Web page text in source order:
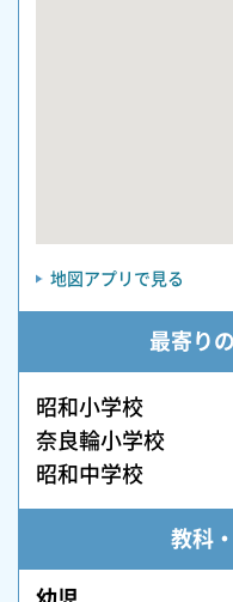
地図アプリで見る
最寄り
昭和小学校
奈良輪小学校
昭和中学校
教科